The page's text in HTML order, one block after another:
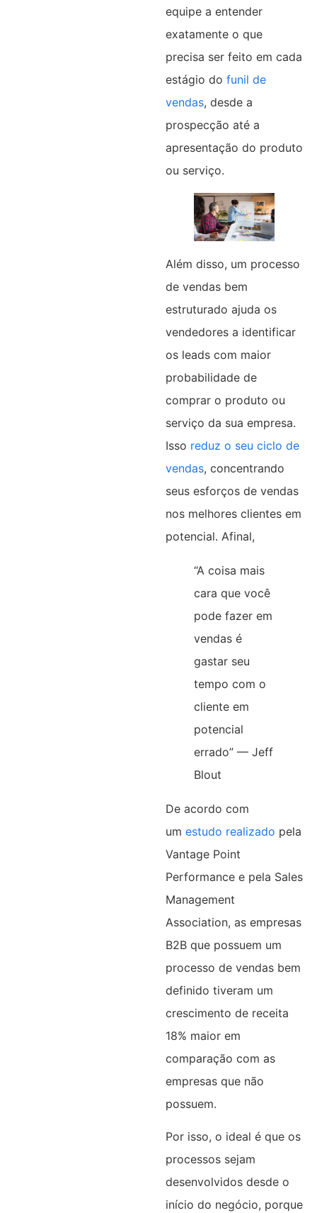
equipe a entender
exatamente o que
precisa ser feito em cada
estágio do funil de
vendas, desde a
prospecção até a
apresentação do produto
ou serviço.
Além disso, um processo
de vendas bem
estruturado ajuda os
vendedores a identificar
os leads com maior
probabilidade de
comprar o produto ou
serviço da sua empresa.
Isso reduz o seu ciclo de
vendas, concentrando
seus esforços de vendas
nos melhores clientes em
potencial. Afinal,
“A coisa mais
cara que você
pode fazer em
vendas é
gastar seu
tempo com o
cliente em
potencial
errado” — Jeff
Blout
De acordo com
um estudo realizado pela
Vantage Point
Performance e pela Sales
Management
Association, as empresas
B2B que possuem um
processo de vendas bem
definido tiveram um
crescimento de receita
18% maior em
comparação com as
empresas que não
possuem.
Por isso, o ideal é que os
processos sejam
desenvolvidos desde o
início do negócio, porque